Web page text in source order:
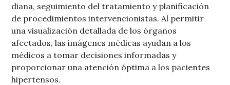
diana, seguimiento del tratamiento y planificación
de procedimientos intervencionistas. Al permitir
una visualización detallada de los órganos
afectados, las imágenes médicas ayudan a los
médicos a tomar decisiones informadas y
proporcionar una atención óptima a los pacientes
hipertensos.